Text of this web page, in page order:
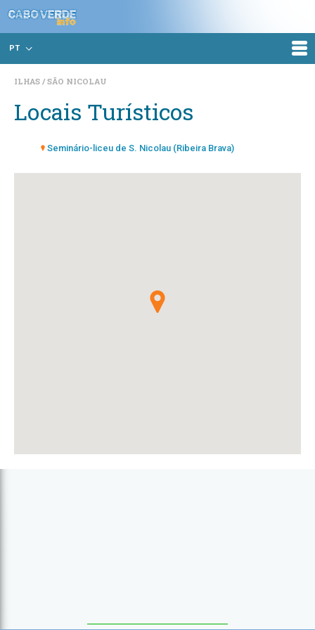
PT
ILHAS SÃO NICOLAU
Locais Turísticos
Seminário-liceu de S. Nicolau (Ribeira Brava)